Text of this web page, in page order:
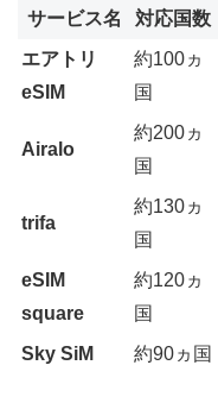
サービス名 対応国数
エアトリ
eSIM
約100ヵ
国
Airalo
約200ヵ
国
trifa
約130ヵ
国
eSIM
square
約120ヵ
国
Sky SiM 約90ヵ国